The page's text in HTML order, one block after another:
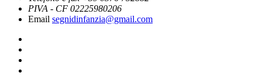
PIVA - CF 02225980206
Email segnidinfanzia@gmail.com